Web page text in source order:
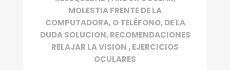
MOLESTIA FRENTE DE LA
COMPUTADORA, O TELÉFONO, DE LA
DUDA SOLUCION, RECOMENDACIONES
RELAJAR LA VISION , EJERCICIOS
OCULARES